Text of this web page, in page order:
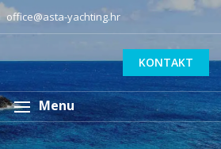
office@asta-yachting.hr
KONTAKT
Menu